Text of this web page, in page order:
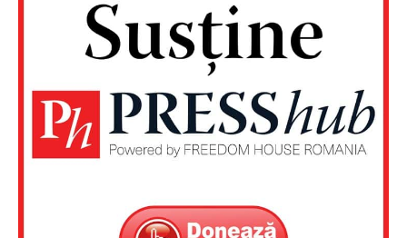
Despre noi / Echipa
Proiecte editoriale
Contact